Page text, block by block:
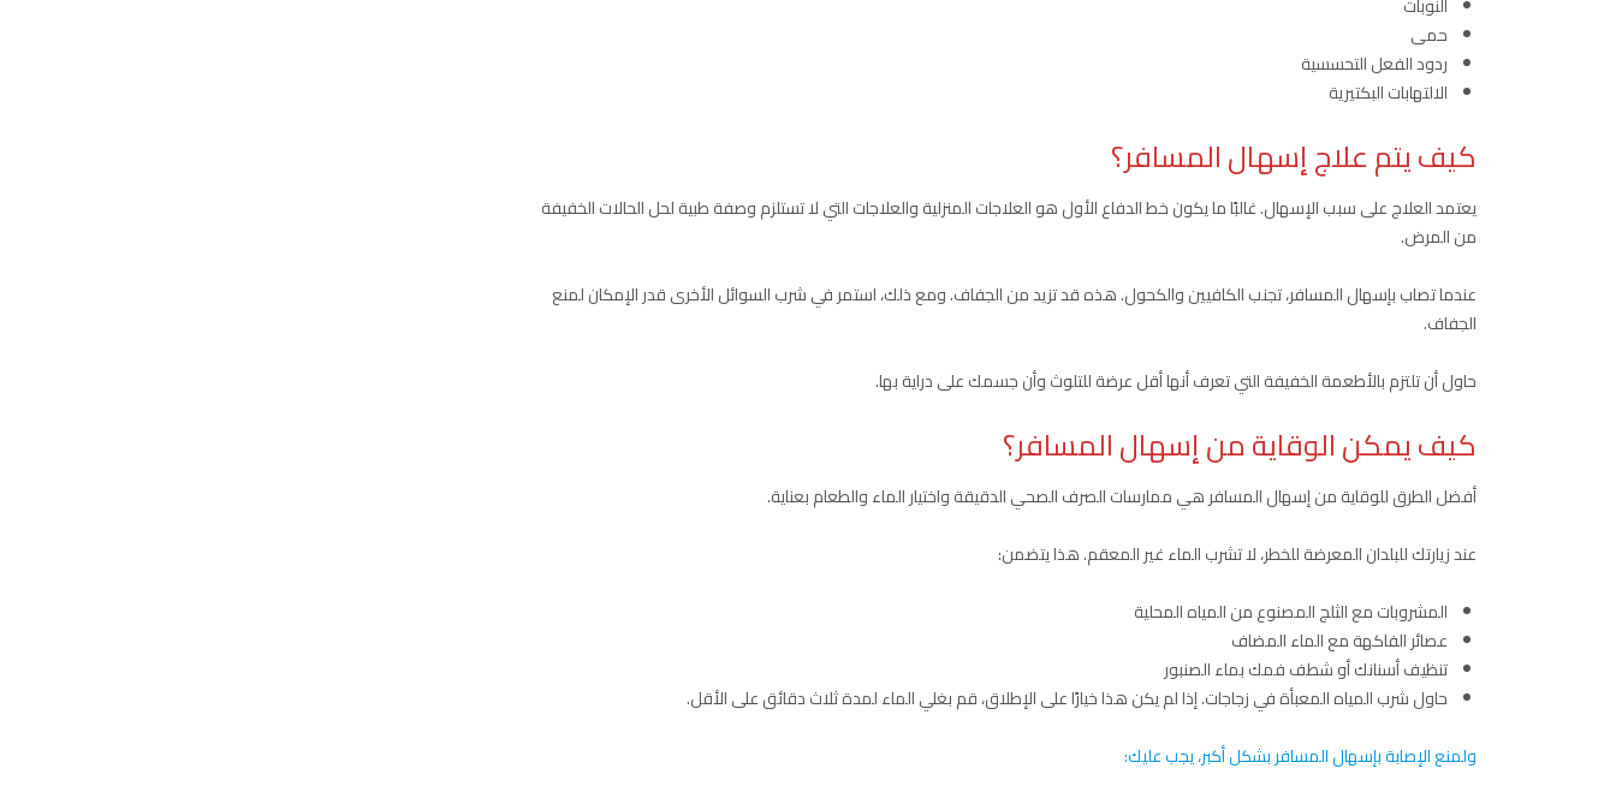
النوبات
حمى
ردود الفعل التحسسية
الالتهابات البكتيرية
كيف يتم علاج إسهال المسافر؟
يعتمد العلاج على سبب الإسهال. غالبًا ما يكون خط الدفاع الأول هو العلاجات المنزلية والعلاجات التي لا تستلزم وصفة طبية لحل الحالات الخفيفة
من المرض.
عندما تصاب بإسهال المسافر، تجنب الكافيين والكحول. هذه قد تزيد من الجفاف. ومع ذلك، استمر في شرب السوائل الأخرى قدر الإمكان لمنع
الجفاف.
حاول أن تلتزم بالأطعمة الخفيفة التي تعرف أنها أقل عرضة للتلوث وأن جسمك على دراية بها.
كيف يمكن الوقاية من إسهال المسافر؟
أفضل الطرق للوقاية من إسهال المسافر هي ممارسات الصرف الصحي الدقيقة واختيار الماء والطعام بعناية.
عند زيارتك للبلدان المعرضة للخطر، لا تشرب الماء غير المعقم. هذا يتضمن:
المشروبات مع الثلج المصنوع من المياه المحلية
عصائر الفاكهة مع الماء المضاف
تنظيف أسنانك أو شطف فمك بماء الصنبور
حاول شرب المياه المعبأة في زجاجات. إذا لم يكن هذا خيارًا على الإطلاق، قم بغلي الماء لمدة ثلاث دقائق على الأقل.
ولمنع الإصابة بإسهال المسافر بشكل أكبر، يجب عليك: